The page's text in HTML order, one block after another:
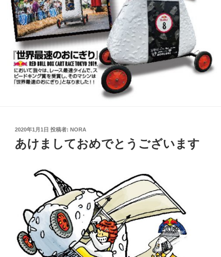
投
稿
日:
2020年1月1日 投稿者: NORA
あけましておめでとうございます